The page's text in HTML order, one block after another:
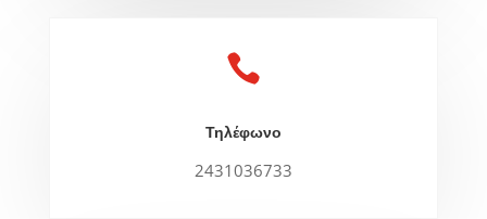

Τηλέφωνο
2431036733